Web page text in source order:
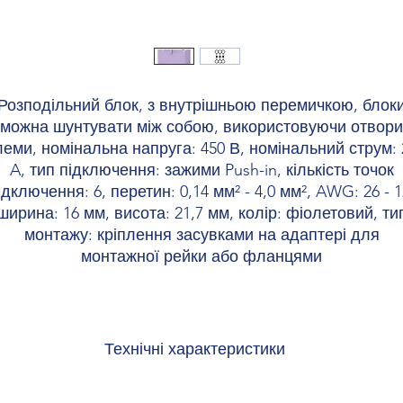
блок, з внутрішньою перемичкою,
можна шунтувати між собою, використовуючи отвори
номінальна напруга: 450 В, номінальний струм:
A, тип підключення: зажими Push-in, кількість точок
6, перетин: 0,14 мм² - 4,0 мм², AWG: 26 -
16 мм, висота: 21,7 мм, колір: фіолетовий,
монтажу: кріплення засувками на адаптері для
монтажної рейки або фланцями
Технічні характеристики